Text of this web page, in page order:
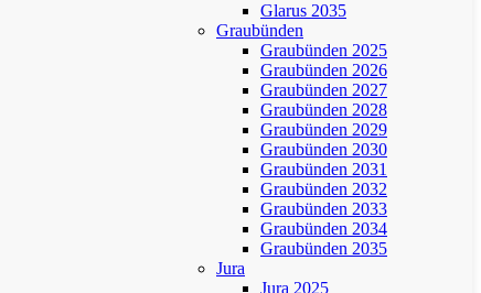
Glarus 2035
Graubünden
Graubünden 2025
Graubünden 2026
Graubünden 2027
Graubünden 2028
Graubünden 2029
Graubünden 2030
Graubünden 2031
Graubünden 2032
Graubünden 2033
Graubünden 2034
Graubünden 2035
Jura
Jura 2025